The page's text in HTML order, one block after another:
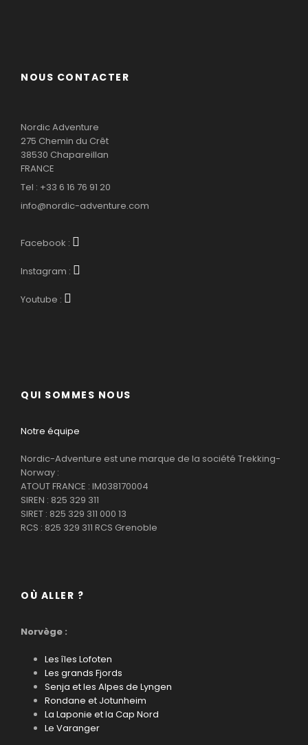
Jour 1 : Arrivée à Bergen
la place où se tient tous les matins le célèbre marché.
• Hébergement : auberge de jeunesse. Repas libres.
Jour 2 : Bergen - mont Fløyen (320 m) -
visite de la ville
Après le frokost (le petit déjeuner scandinave), montée
NOUS CONTACTER
Nordic Adventure
275 Chemin du Crêt
38530 Chapareillan
FRANCE
Tel : +33 6 16 76 91 20
info@nordic-adventure.com
Facebook :
Instagram :
Youtube :
QUI SOMMES NOUS
Notre équipe
Nordic-Adventure est une marque de la société Trekking-
Norway :
ATOUT FRANCE : IM038170004
SIREN : 825 329 311
SIRET : 825 329 311 000 13
RCS : 825 329 311 RCS Grenoble
OÙ ALLER ?
Norvège :
Les îles Lofoten
Les grands Fjords
Senja et les Alpes de Lyngen
Rondane et Jotunheim
La Laponie et la Cap Nord
Le Varanger